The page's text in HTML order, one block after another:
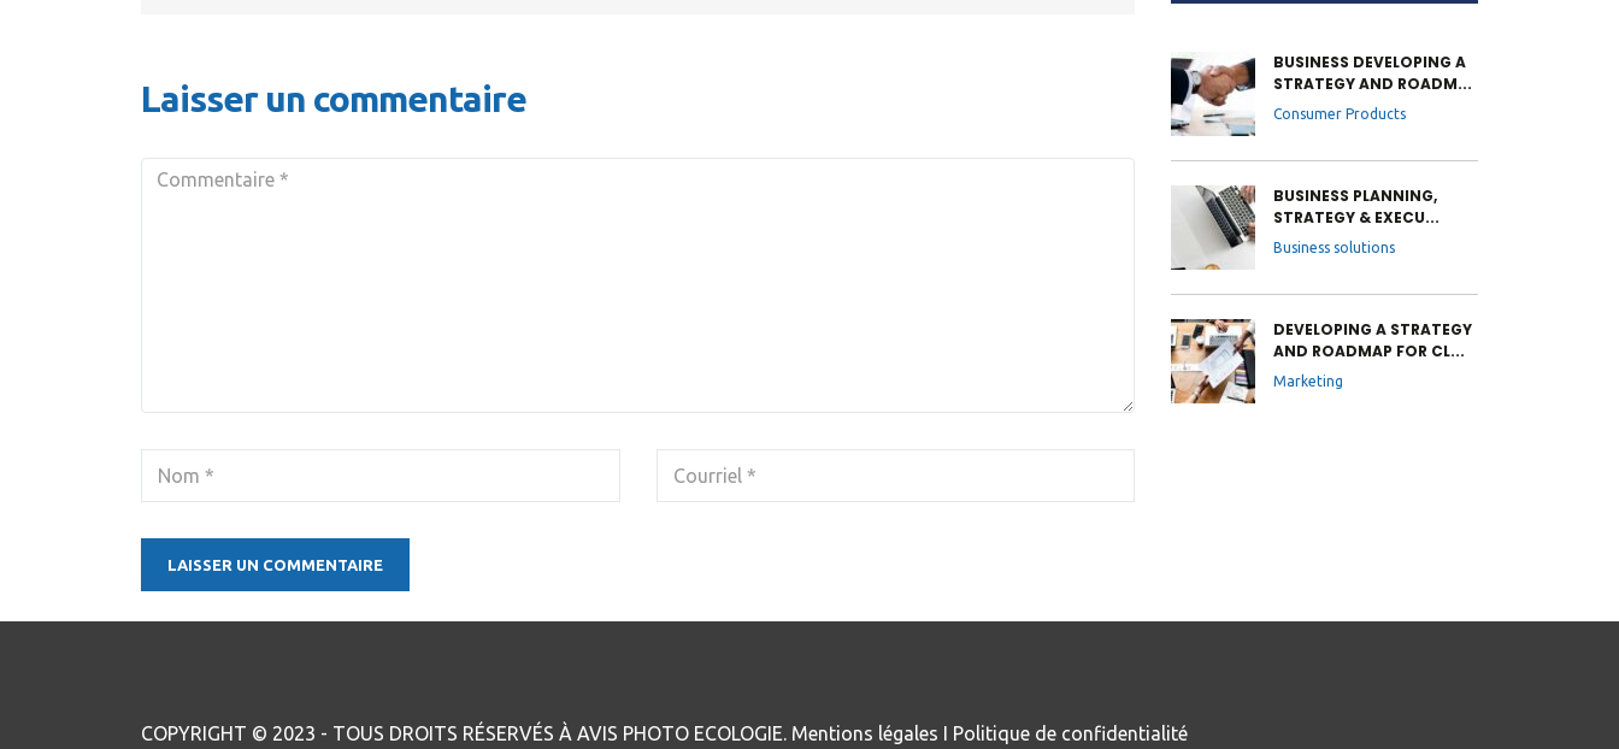
Laisser un commentaire
LAISSER UN COMMENTAIRE
BUSINESS DEVELOPING A
STRATEGY AND ROADM...
Consumer Products
BUSINESS PLANNING,
STRATEGY & EXECU...
Business solutions
DEVELOPING A STRATEGY
AND ROADMAP FOR CL...
Marketing
COPYRIGHT © 2023 - TOUS DROITS RÉSERVÉS À AVIS PHOTO ECOLOGIE. Mentions légales Politique de confidentialité